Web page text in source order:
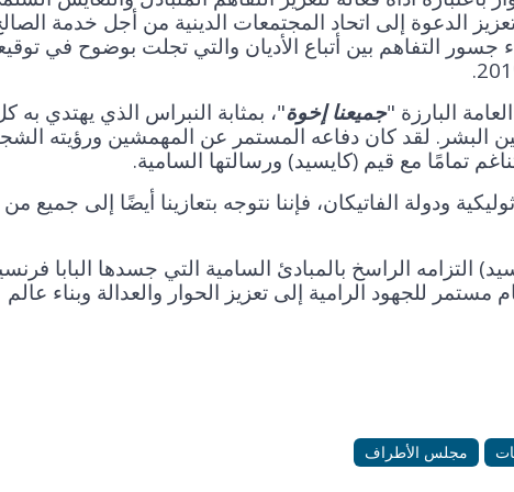
الدعوة إلى اتحاد المجتمعات الدينية من أجل خدمة
جسور التفاهم بين أتباع الأديان والتي تجلت بوضوح في
البارزة "جميعنا إخوة"، بمثابة النبراس الذي يهتدي به
البشر. لقد كان دفاعه المستمر عن المهمشين ورؤيته
تمامًا مع قيم (كايسيد) ورسالتها السامية.
ودولة الفاتيكان، فإننا نتوجه بتعازينا أيضًا إلى جميع من
التزامه الراسخ بالمبادئ السامية التي جسدها البابا
للجهود الرامية إلى تعزيز الحوار والعدالة وبناء عالم
مجلس الأطراف